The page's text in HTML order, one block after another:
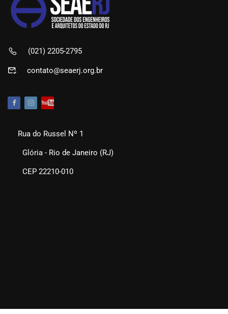
(021) 2205-2795
contato@seaerj.org.br
Rua do Russel Nº 1
Glória - Rio de Janeiro (RJ)
CEP 22210-010